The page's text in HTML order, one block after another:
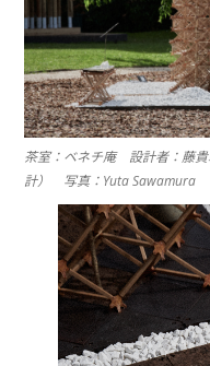
茶室：ベネチ庵 設計者：藤貴
計） 写真：Yuta Sawamura